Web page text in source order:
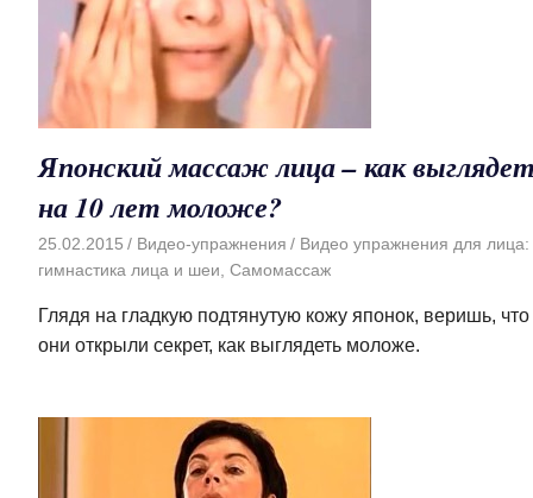
Японский массаж лица – как
на 10 лет моложе?
25.02.2015 Видео-упражнения
Видео упражнения для лица:
гимнастика лица и шеи, Самомассаж
Глядя на гладкую подтянутую кожу японок, веришь, что
они открыли секрет, как выглядеть моложе.